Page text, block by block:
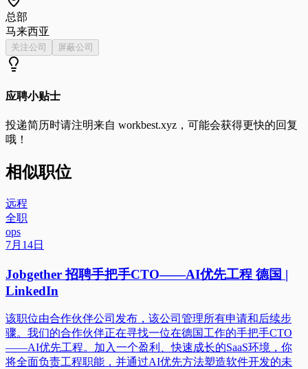
总部
马来西亚
关注公司 屏蔽公司
应聘小贴士
投递简历时请注明来自 workbest.xyz ，可能会获得更快的回复
哦！
相似职位
远程
全职
ops
7月14日
Jobgether 招聘手把手CTO——AI优先工程 德国 |
LinkedIn
该职位由合作伙伴公司发布，该公司管理所有申请和后续步
骤。我们的合作伙伴正在寻找一位在德国工作的手把手CTO
——AI优先工程。加入一个盈利、快速成长的SaaS环境，你
将全面负责工程职能，并通过AI优先方法塑造软件开发的未